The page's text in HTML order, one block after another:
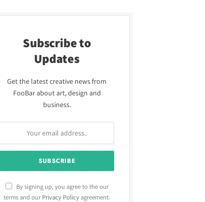
Subscribe to
Updates
Get the latest creative news from
FooBar about art, design and
business.
By signing up, you agree to the our
terms and our Privacy Policyagreement.